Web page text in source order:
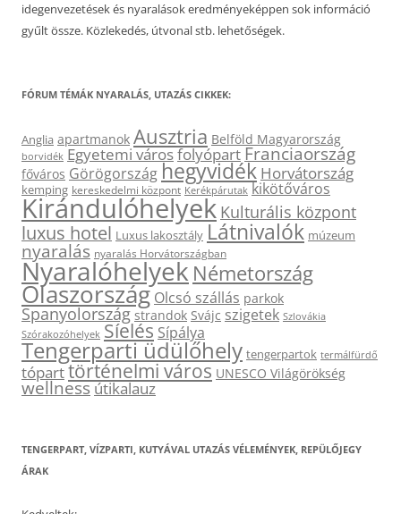
idegenvezetések és nyaralások eredményeképpen sok információ
gyűlt össze. Közlekedés, útvonal stb. lehetőségek.
FÓRUM TÉMÁK NYARALÁS, UTAZÁS CIKKEK:
Anglia apartmanok Ausztria Belföld Magyarország
borvidék Egyetemi városfolyópartFranciaország
főváros Görögországhegyvidék Horvátország
kemping kereskedelmi központ Kerékpárutak kikötőváros
Kirándulóhelyek Kulturális központ
luxus hotel Luxus lakosztály Látnivalók múzeum
nyaralás nyaralás Horvátországban
Nyaralóhelyek Németország
Olaszország Olcsó szállás parkok
Spanyolország strandok Svájc szigetek Szlovákia
Szórakozóhelyek Síelés Sípálya
Tengerparti üdülőhely tengerpartok termálfürdő
tóparttörténelmi város UNESCO Világörökség
wellnessútikalauz
TENGERPART, VÍZPARTI, KUTYÁVAL UTAZÁS VÉLEMÉNYEK, REPÜLŐJEGY
ÁRAK